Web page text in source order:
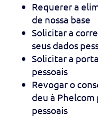
Requerer a
de nossa base
Solicitar a
seus dados
Solicitar a
pessoais
Revogar o
deu à Phelcom
pessoais